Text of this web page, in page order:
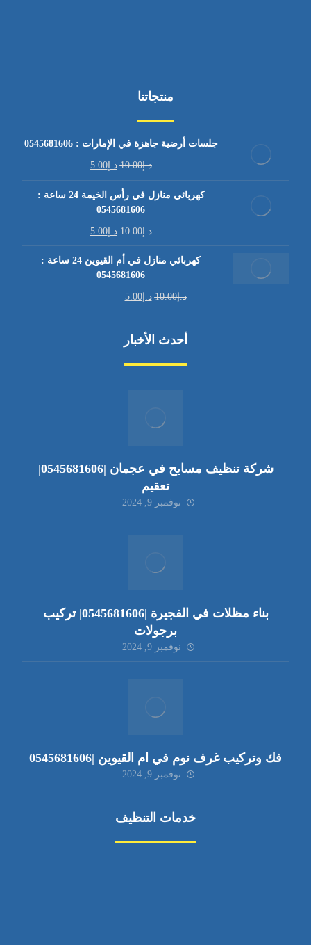
منتجاتنا
جلسات أرضية جاهزة في الإمارات : 0545681606
د.إ10.00 د.إ5.00
كهربائي منازل في رأس الخيمة 24 ساعة :
0545681606
د.إ10.00 د.إ5.00
كهربائي منازل في أم القيوين 24 ساعة :
0545681606
د.إ10.00 د.إ5.00
أحدث الأخبار
شركة تنظيف مسابح في عجمان |0545681606|
تعقيم
نوفمبر 9, 2024
بناء مظلات في الفجيرة |0545681606| تركيب
برجولات
نوفمبر 9, 2024
فك وتركيب غرف نوم في ام القيوين |0545681606
نوفمبر 9, 2024
خدمات التنظيف